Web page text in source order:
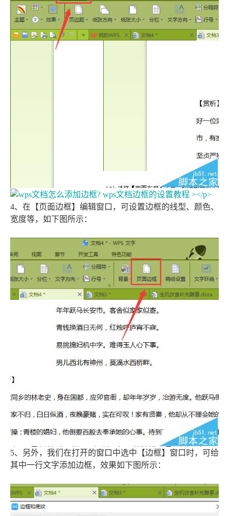
4、在【页面边框】编辑窗口，可设置边框的线型、颜色、
宽度等，如下图所示：
5、另外，我们在打开的窗口中选中【边框】窗口时，可给
其中一行文字添加边框，效果如下图所示：